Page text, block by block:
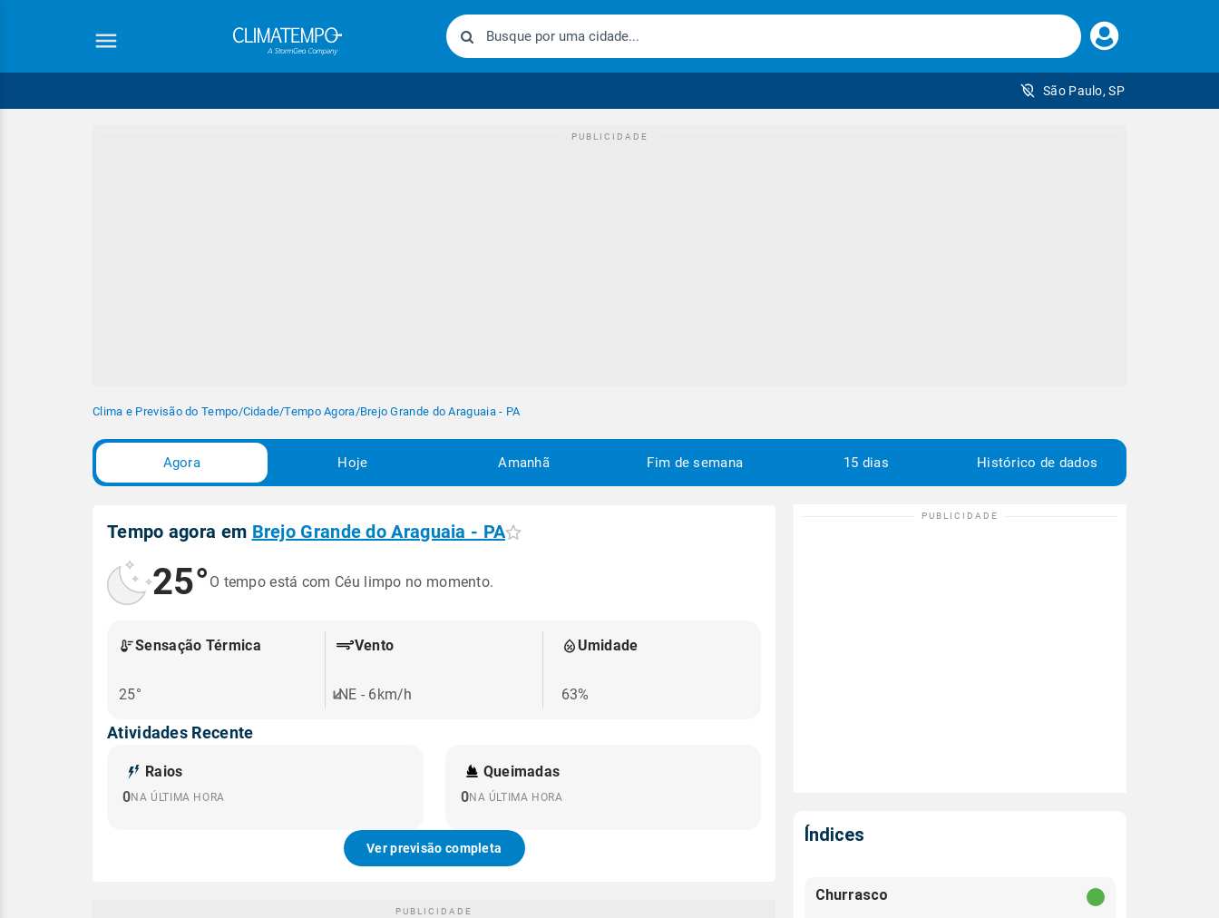
Faça
seu
São Paulo, SP
Clima e Previsão do Tempo/Cidade/Tempo Agora/Brejo Grande do Araguaia - PA
Agora Hoje Amanhã Fim de semana 15 dias Histórico de dados
Tempo agora em Brejo Grande do Araguaia - PA
25° O tempo está com Céu limpo no momento.
Sensação Térmica
25°
Vento
NE - 6km/h
Umidade
63%
Atividades Recente
Raios
0NA ÚLTIMA HORA
Queimadas
0NA ÚLTIMA HORA
Ver previsão completa
Índices
Churrasco